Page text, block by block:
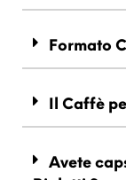
Formato
Il Caffè
Avete